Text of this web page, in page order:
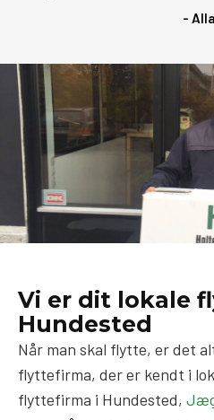
Vi er dit lokale
Hundested
Når man skal flytte, er det
flyttefirma, der er kendt i
flyttefirma i Hundested,